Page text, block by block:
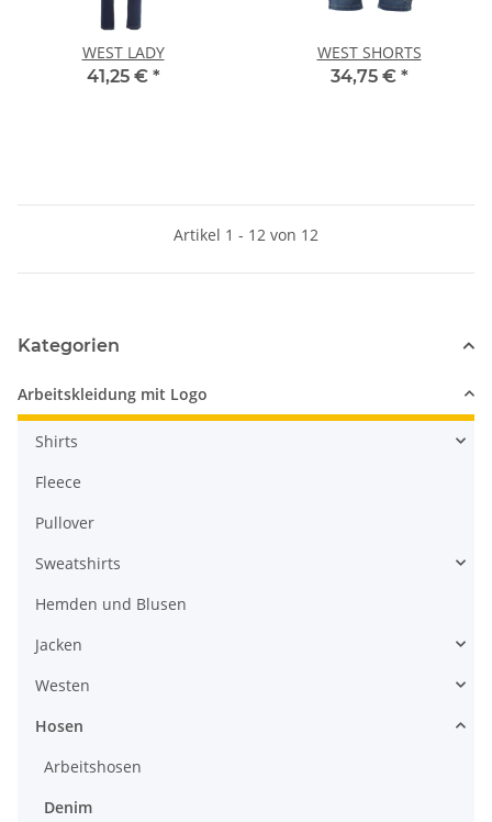
WEST LADY
41,25 € *
WEST SHORTS
34,75 € *
Artikel 1 - 12 von 12
Kategorien
Arbeitskleidung mit Logo
Shirts
Fleece
Pullover
Sweatshirts
Hemden und Blusen
Jacken
Westen
Hosen
Arbeitshosen
Denim